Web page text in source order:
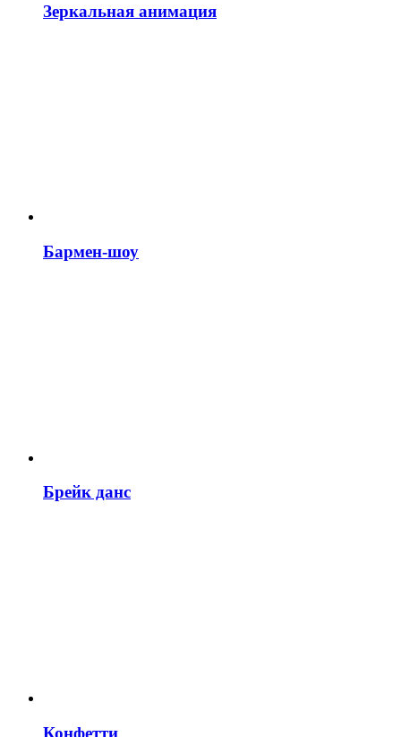
Зеркальная анимация
Бармен-шоу
Брейк данс
Конфетти